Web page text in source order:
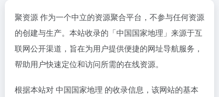
聚资源 作为一个中立的资源聚合平台，不参与任何资源
的创建与生产。本站收录的「中国国家地理」来源于互
联网公开渠道，旨在为用户提供便捷的网址导航服务，
帮助用户快速定位和访问所需的在线资源。
根据本站对 中国国家地理 的收录信息，该网站的基本